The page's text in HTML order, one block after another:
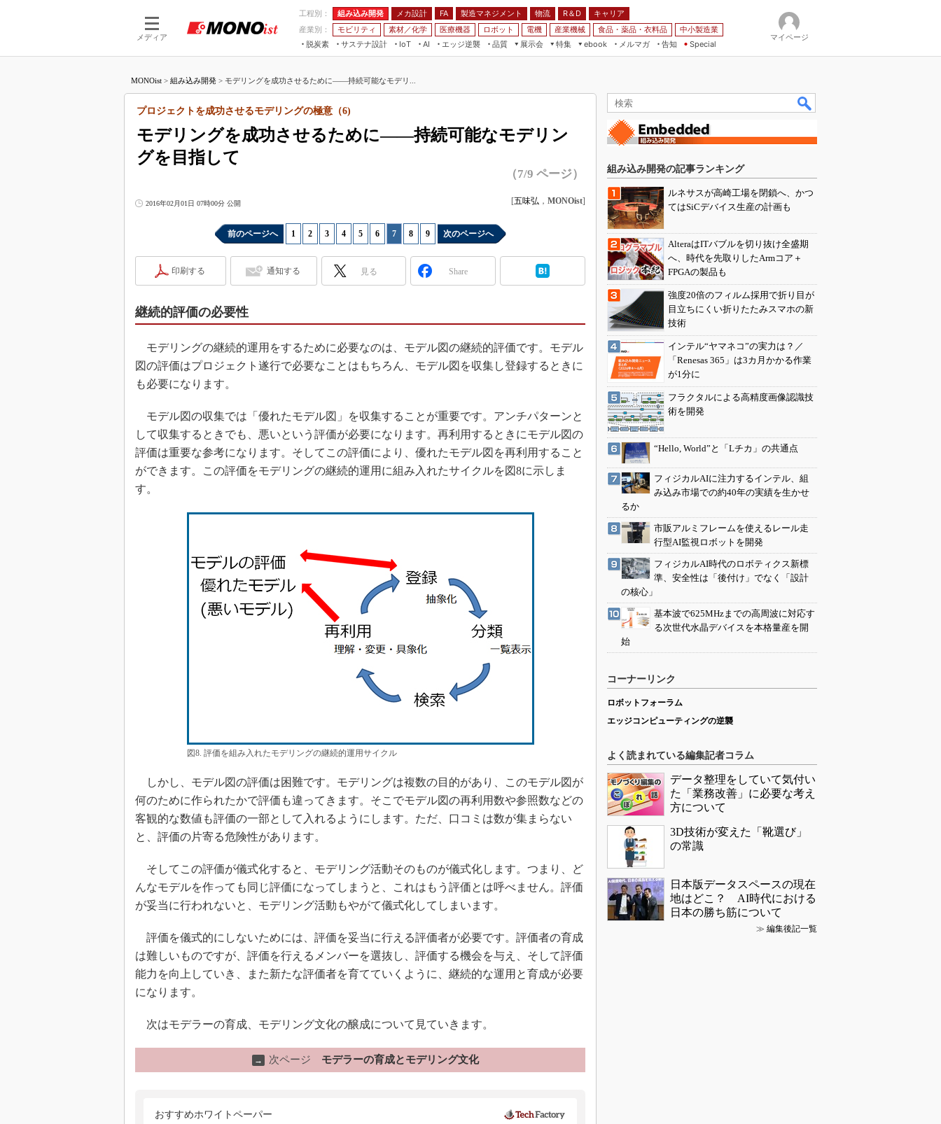
メディア
工程別： 組み込み開発 メカ設計 FA 製造マネジメント 物流 R＆D
キャリア
産業別：
モビリティ 素材／化学 医療機器 ロボット 電機 産業機械 食品・薬品・衣料品
中小製造業
脱炭素
サステナ設計
IoT
つながる工場
つながるサービス
AI
AI×設備保全
Physical AI
エッジ逆襲 品質
展示会
JIMTOF
IIFES
スマート工場EXPO
日本ものづくりワールド
産業オープンネット展
特集
つながるクルマ
VR／AR
フィールドサービス
Windows Embedded
ISO26262
S＆OP
メイドインジャパン
植物工場
海外生産
新型コロナへの対応
ebook
FA
モビリティ
メルマガ
告知 Special
マイページ
MONOist > 組み込み開発 > モデリングを成功させるために――持続可能なモデリ...
モデリングを成功させるために――持続可能なモデリン
グを目指して
プロジェクトを成功させるモデリングの極意（6)
（7/9 ページ）
2016年02月01日 07時00分 公開 [五味弘 ， MONOist]
前のページへ 1 2 3 4 5 6 7 8 9 次のページへ
印刷する 通知する 見る Share
継続的評価の必要性
モデリングの継続的運用をするために必要なのは、モデル図の継続的評価です。モデル
図の評価はプロジェクト遂行で必要なことはもちろん、モデル図を収集し登録するときに
も必要になります。
モデル図の収集では「優れたモデル図」を収集することが重要です。アンチパターンと
して収集するときでも、悪いという評価が必要になります。再利用するときにモデル図の
評価は重要な参考になります。そしてこの評価により、優れたモデル図を再利用すること
ができます。この評価をモデリングの継続的運用に組み入れたサイクルを図8に示しま
す。
図8. 評価を組み入れたモデリングの継続的運用サイクル
しかし、モデル図の評価は困難です。モデリングは複数の目的があり、このモデル図が
何のために作られたかで評価も違ってきます。そこでモデル図の再利用数や参照数などの
客観的な数値も評価の一部として入れるようにします。ただ、口コミは数が集まらない
と、評価の片寄る危険性があります。
そしてこの評価が儀式化すると、モデリング活動そのものが儀式化します。つまり、ど
んなモデルを作っても同じ評価になってしまうと、これはもう評価とは呼べません。評価
が妥当に行われないと、モデリング活動もやがて儀式化してしまいます。
評価を儀式的にしないためには、評価を妥当に行える評価者が必要です。評価者の育成
は難しいものですが、評価を行えるメンバーを選抜し、評価する機会を与え、そして評価
能力を向上していき、また新たな評価者を育てていくように、継続的な運用と育成が必要
になります。
次はモデラーの育成、モデリング文化の醸成について見ていきます。
→ 次ページ モデラーの育成とモデリング文化
おすすめホワイトペーパー
組み込み開発の記事ランキング
ルネサスが高崎工場を閉鎖へ、かつ
てはSiCデバイス生産の計画も
AlteraはITバブルを切り抜け全盛期
へ、時代を先取りしたArmコア＋
FPGAの製品も
強度20倍のフィルム採用で折り目が
目立ちにくい折りたたみスマホの新
技術
インテル“ヤマネコ”の実力は？／
「Renesas 365」は3カ月かかる作業
が1分に
フラクタルによる高精度画像認識技
術を開発
“Hello, World”と「Lチカ」の共通点
フィジカルAIに注力するインテル、組
み込み市場での約40年の実績を生かせ
るか
市販アルミフレームを使えるレール走
行型AI監視ロボットを開発
フィジカルAI時代のロボティクス新標
準、安全性は「後付け」でなく「設計
の核心」
基本波で625MHzまでの高周波に対応す
る次世代水晶デバイスを本格量産を開
始
コーナーリンク
ロボットフォーラム
エッジコンピューティングの逆襲
よく読まれている編集記者コラム
データ整理をしていて気付い
た「業務改善」に必要な考え
方について
3D技術が変えた「靴選び」
の常識
日本版データスペースの現在
地はどこ？ AI時代における
日本の勝ち筋について
≫ 編集後記一覧